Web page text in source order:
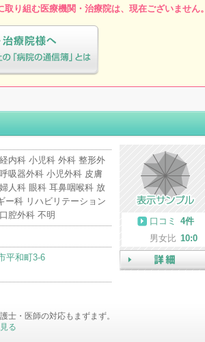
り組む医療機関・治療院は、現在ございません。
内科 小児科 外科 整形外
吸器外科 小児外科 皮膚
人科 眼科 耳鼻咽喉科 放
ー科 リハビリテーション
腔外科 不明
平和町3-6
口コミ
4件
男女比 10:0
士・医師の対応もまずまず。
る